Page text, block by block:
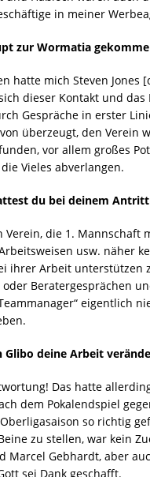
in meiner
zur Wormatia
hatte mich Steven
dieser Kontakt und
Gespräche in erster
überzeugt, den Verein
vor allem großes
Vieles abverlangen.
du bei deinem Antritt
Verein, die 1. Mannschaft
usw. näher
ihrer Arbeit unterstützen
Beratergesprächen
eigentlich
deine Arbeit
Das hatte
dem Pokalendspiel
so richtig
zu stellen, war kein
Marcel Gebhardt, aber
sei Dank geschafft.